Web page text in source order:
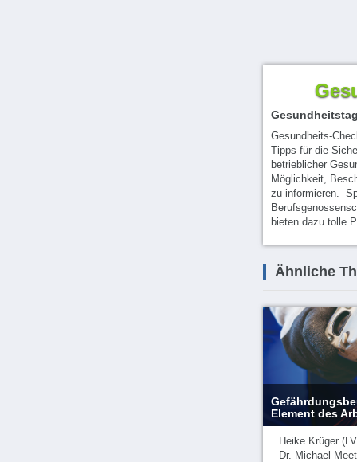
Gesundheits-
Tipps für die
betrieblicher
Möglichkeit,
zu informieren.
bieten dazu tolle
Ähnliche
Element des
Heike Krüger
Dr. Michael